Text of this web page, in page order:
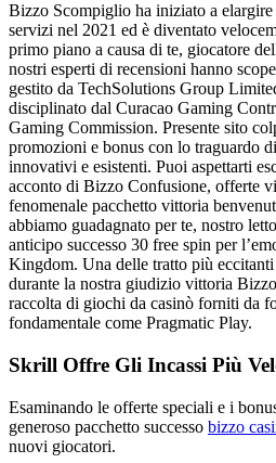
Bizzo Scompiglio ha iniziato a
servizi nel 2021 ed è diventato
primo piano a causa di te, giocatore
nostri esperti di recensioni hanno
gestito da TechSolutions Group
disciplinato dal Curacao Gaming
Gaming Commission. Presente sito
promozioni e bonus con lo traguardo
innovativi e esistenti. Puoi aspettarti
acconto di Bizzo Confusione, offerte
fenomenale pacchetto vittoria
abbiamo guadagnato per te, nostro
anticipo successo 30 free spin per
Kingdom. Una delle tratto più
durante la nostra giudizio vittoria
raccolta di giochi da casinò forniti da
fondamentale come Pragmatic Play.
Skrill Offre Gli Incassi Più
Esaminando le offerte speciali e i
generoso pacchetto successo bizzo
nuovi giocatori.